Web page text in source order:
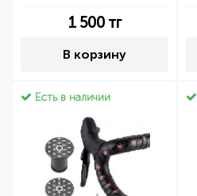
1 500тг
В корзину
Есть в наличии